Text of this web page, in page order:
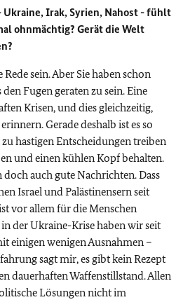
Ukraine, Irak, Syrien, Nahost - fühlt
ohnmächtig? Gerät die Welt
sein. Aber Sie haben schon
Fugen geraten zu sein. Eine
Krisen, und dies gleichzeitig,
Gerade deshalb ist es so
hastigen Entscheidungen treiben
und einen kühlen Kopf behalten.
doch auch gute Nachrichten. Dass
Israel und Palästinensern seit
vor allem für die Menschen
der Ukraine-Krise haben wir seit
einigen wenigen Ausnahmen –
sagt mir, es gibt kein Rezept
dauerhaften Waffenstillstand. Allen
Lösungen nicht im